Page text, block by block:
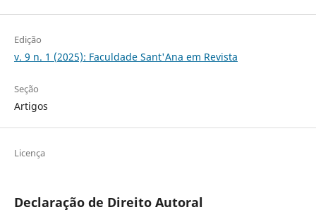
Edição
v. 9 n. 1 (2025): Faculdade Sant'Ana em Revista
Seção
Artigos
Licença
Declaração de Direito Autoral